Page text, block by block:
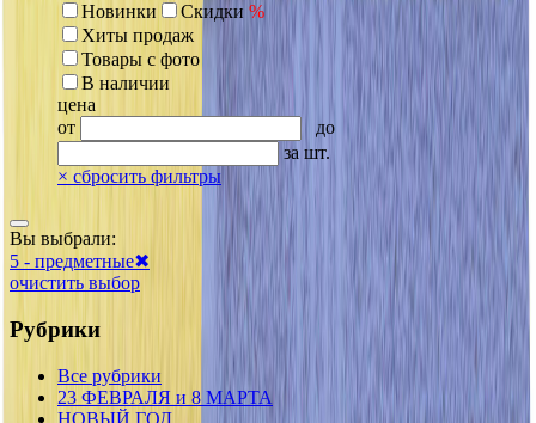
Новинки
Скидки %
Хиты продаж
Товары с фото
В наличии
цена
от
до
за шт.
× сбросить фильтры
Вы выбрали:
5 - предметные✖
очистить выбор
Рубрики
Все рубрики
23 ФЕВРАЛЯ и 8 МАРТА
НОВЫЙ ГОД